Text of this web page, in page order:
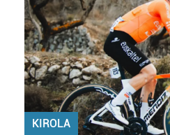
KIROLA